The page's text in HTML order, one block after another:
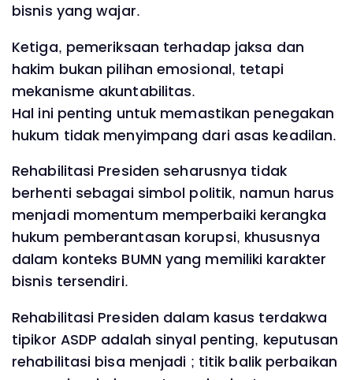
bisnis yang wajar.
Ketiga, pemeriksaan terhadap jaksa dan
hakim bukan pilihan emosional, tetapi
mekanisme akuntabilitas.
Hal ini penting untuk memastikan penegakan
hukum tidak menyimpang dari asas keadilan.
Rehabilitasi Presiden seharusnya tidak
berhenti sebagai simbol politik, namun harus
menjadi momentum memperbaiki kerangka
hukum pemberantasan korupsi, khususnya
dalam konteks BUMN yang memiliki karakter
bisnis tersendiri.
Rehabilitasi Presiden dalam kasus terdakwa
tipikor ASDP adalah sinyal penting, keputusan
rehabilitasi bisa menjadi ; titik balik perbaikan